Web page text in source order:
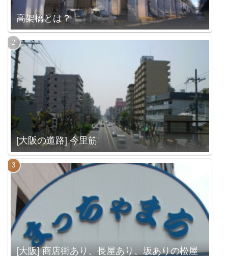
高架橋とは？
[大阪の道路] 今里筋
[大阪] 商店街あり、長屋あり、坂ありの松屋